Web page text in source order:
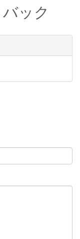
ック